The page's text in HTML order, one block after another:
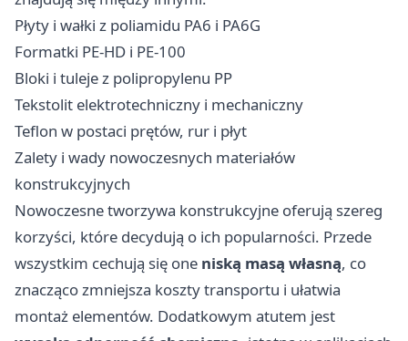
Płyty i wałki z poliamidu PA6 i PA6G
Formatki PE-HD i PE-100
Bloki i tuleje z polipropylenu PP
Tekstolit elektrotechniczny i mechaniczny
Teflon w postaci prętów, rur i płyt
Zalety i wady nowoczesnych materiałów
konstrukcyjnych
Nowoczesne tworzywa konstrukcyjne oferują szereg
korzyści, które decydują o ich popularności. Przede
wszystkim cechują się one niską masą własną, co
znacząco zmniejsza koszty transportu i ułatwia
montaż elementów. Dodatkowym atutem jest